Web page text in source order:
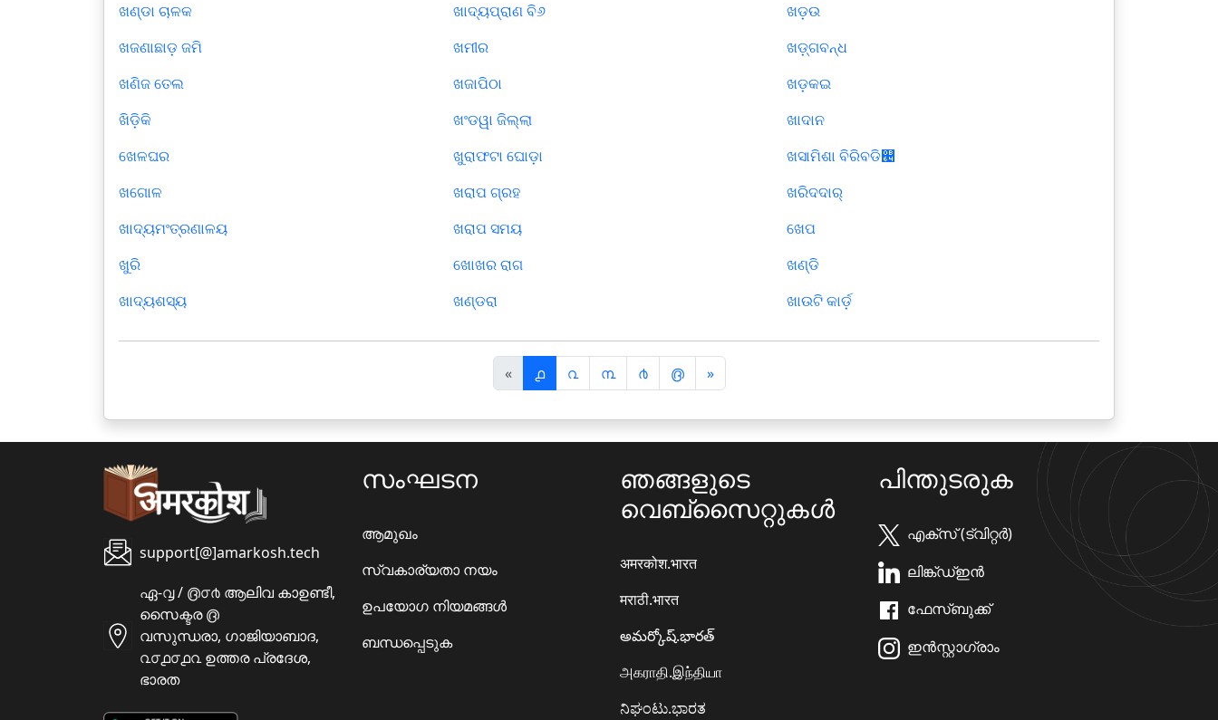
ଖଣ୍ଡା ଚାଳକ
ଖଜଣାଛାଡ଼ ଜମି
ଖଣିଜ ତେଲ
ଖିଡ଼ିକି
ଖେଳଘର
ଖଗୋଳ
ଖାଦ୍ୟମଂତ୍ରଣାଳୟ
ଖୁରି
ଖାଦ୍ୟଶସ୍ୟ
ଖାଦ୍ୟପ୍ରାଣ ବି୬
ଖମୀର
ଖଜାପିଠା
ଖଂଡୱା ଜିଲ୍ଲା
ଖୁରାଫଟା ଘୋଡ଼ା
ଖରାପ ଗ୍ରହ
ଖରାପ ସମୟ
ଖୋଖର ରାଗ
ଖଣ୍ଡରା
ଖଡ଼ଉ
ଖଡ଼୍ଗବନ୍ଧ
ଖଡ଼କଇ
ଖାଦାନ
ଖସାମିଶା ବିରିବଡି୤
ଖରିଦଦାର୍‌
ଖେପ
ଖଣ୍ଡି
ଖାଉଟି କାର୍ଡ଼
«पि
छ
ला
൧ ൨ ൩ ൪ ൫ »अ
ग
ला
support[@]amarkosh.tech
ഏ-൮ / ൫൦൪ ആലിവ കാഉണ്ടീ,
സൈക്ടര ൫
വസുന്ധരാ, ഗാജിയാബാദ,
൨൦൧൦൧൨ ഉത്തര പ്രദേശ,
ഭാരത
സംഘടന
ആമുഖം
സ്വകാര്യതാ നയം
ഉപയോഗ നിയമങ്ങൾ
ബന്ധപ്പെടുക
ഞങ്ങളുടെ
വെബ്സൈറ്റുകൾ
अमरकोश.भारत
मराठी.भारत
అమర్కోష్.భారత్
அகராதி.இந்தியா
ನಿಘಂಟು.ಭಾರತ
പിന്തുടരുക
എക്സ് (ട്വിറ്റർ)
ലിങ്ക്ഡ്ഇൻ
ഫേസ്ബുക്ക്
ഇൻസ്റ്റാഗ്രാം